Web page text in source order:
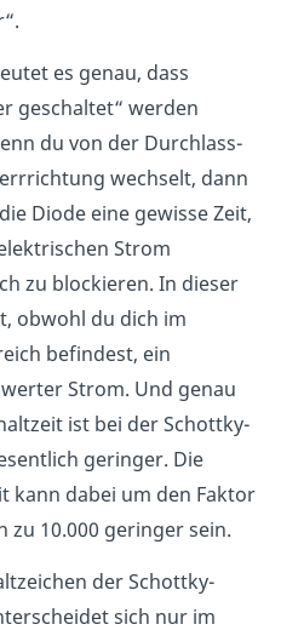
es genau, dass
geschaltet“ werden
du von der Durchlass-
wechselt, dann
Diode eine gewisse Zeit,
Strom
zu blockieren. In dieser
obwohl du dich im
befindest, ein
Strom. Und genau
ist bei der Schottky-
geringer. Die
kann dabei um den Faktor
zu 10.000 geringer sein.
der Schottky-
sich nur im